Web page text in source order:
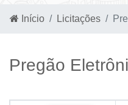
Início Licitações
Pregão